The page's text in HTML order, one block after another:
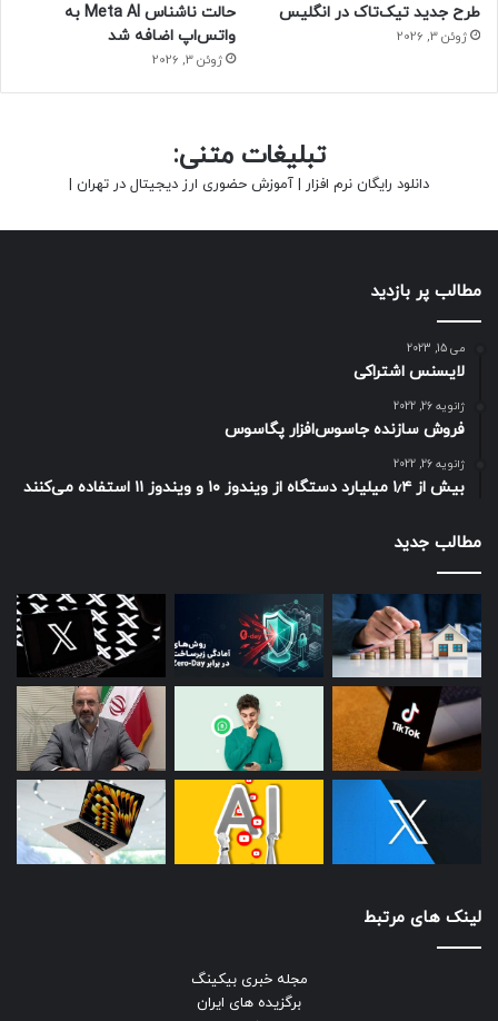
طرح جدید تیک‌تاک در انگلیس
ژوئن 3, 2026
حالت ناشناس Meta AI به
واتس‌اپ اضافه شد
ژوئن 3, 2026
تبلیغات متنی:
دانلود رایگان نرم افزار | آموزش حضوری ارز دیجیتال در تهران |
مطالب پر بازدید
می 15, 2023
لایسنس اشتراکی
ژانویه 26, 2022
فروش سازنده جاسوس‌افزار پگاسوس
ژانویه 26, 2022
بیش از ۱٫۴ میلیارد دستگاه از ویندوز ۱۰ و ویندوز ۱۱ استفاده می‌کنند
مطالب جدید
لینک های مرتبط
مجله خبری بیکینگ
برگزیده های ایران